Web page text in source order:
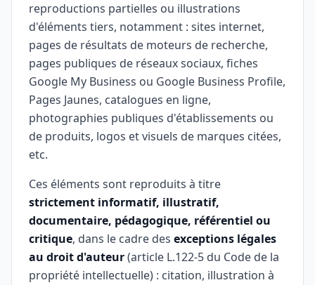
reproductions partielles ou illustrations
d'éléments tiers, notamment : sites internet,
pages de résultats de moteurs de recherche,
pages publiques de réseaux sociaux, fiches
Google My Business ou Google Business Profile,
Pages Jaunes, catalogues en ligne,
photographies publiques d'établissements ou
de produits, logos et visuels de marques citées,
etc.
Ces éléments sont reproduits à titre
strictement informatif, illustratif,
documentaire, pédagogique, référentiel ou
critique, dans le cadre des exceptions légales
au droit d'auteur(article L.122-5 du Code de la
propriété intellectuelle) : citation, illustration à